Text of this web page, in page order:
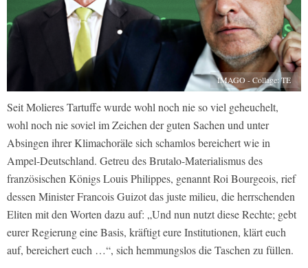
IMAGO - Collage: TE
Seit Molieres Tartuffe wurde wohl noch nie so viel geheuchelt,
wohl noch nie soviel im Zeichen der guten Sachen und unter
Absingen ihrer Klimachoräle sich schamlos bereichert wie in
Ampel-Deutschland. Getreu des Brutalo-Materialismus des
französischen Königs Louis Philippes, genannt Roi Bourgeois, rief
dessen Minister Francois Guizot das juste milieu, die herrschenden
Eliten mit den Worten dazu auf: „Und nun nutzt diese Rechte; gebt
eurer Regierung eine Basis, kräftigt eure Institutionen, klärt euch
auf, bereichert euch …“, sich hemmungslos die Taschen zu füllen.